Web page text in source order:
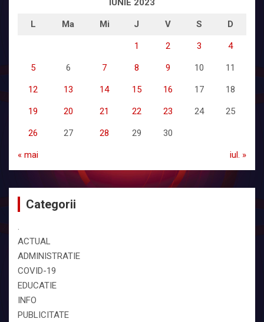
IUNIE 2023
L Ma Mi J V S D
1 2 3 4
5 6 7 8 9 10 11
12 13 14 15 16 17 18
19 20 21 22 23 24 25
26 27 28 29 30
« mai iul. »
Categorii
.
ACTUAL
ADMINISTRATIE
COVID-19
EDUCATIE
INFO
PUBLICITATE